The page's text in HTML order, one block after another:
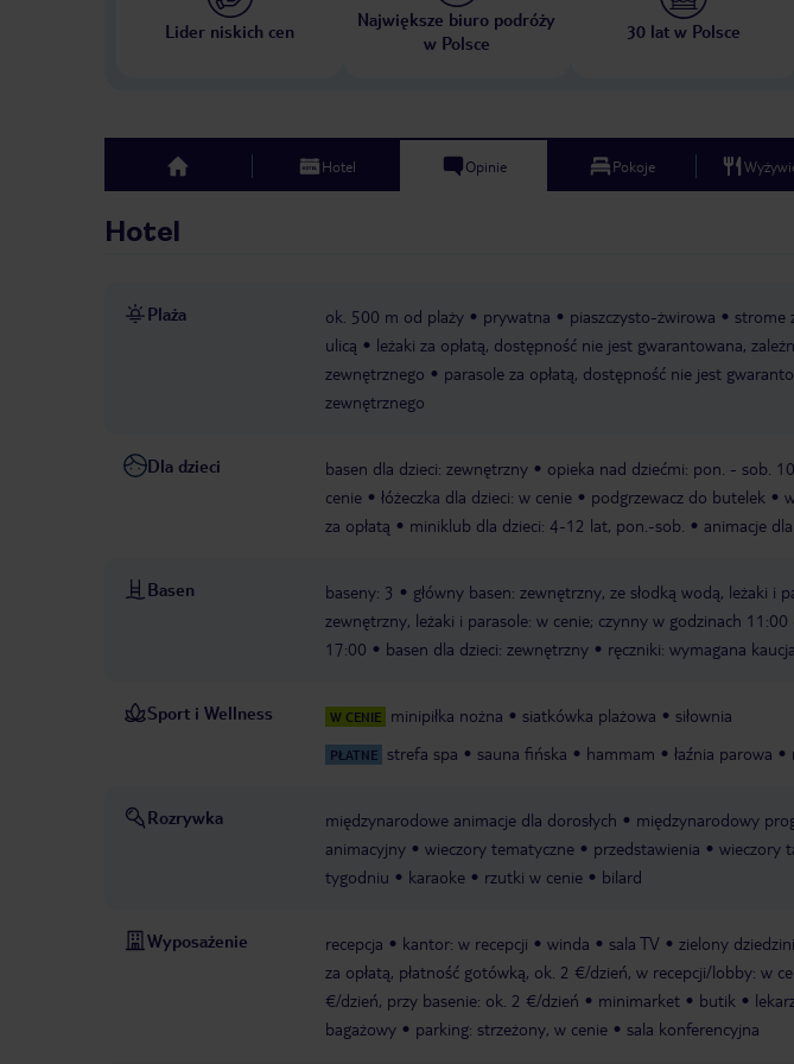
Lider niskich cen
Największe biuro podróży
w Polsce
30 lat w Polsce
top Hotel Opinie Pokoje
Hotel
Plaża ok. 500 m od plaży prywatna piaszczysto-żwirowa strome
ulicą
leżaki za opłatą, dostępność nie jest gwarantowana,
zewnętrznego
parasole za opłatą, dostępność nie jest
zewnętrznego
Dla dzieci basen dla dzieci: zewnętrzny
opieka nad dziećmi: pon. - sob.
cenie
łóżeczka dla dzieci: w cenie podgrzewacz do butelek
za opłatą
miniklub dla dzieci: 4-12 lat, pon.-sob. animacje
Basen baseny: 3 główny basen: zewnętrzny, ze słodką wodą, leżaki i
zewnętrzny, leżaki i parasole: w cenie; czynny w godzinach
17:00
basen dla dzieci: zewnętrzny ręczniki: wymagana
Sport i Wellness W CENIE minipiłka nożna siatkówka plażowa siłownia
PŁATNE strefa spa sauna fińska hammam łaźnia parowa
Rozrywka międzynarodowe animacje dla dorosłych międzynarodowy
animacyjny
wieczory tematyczne przedstawienia wieczory
tygodniu
karaoke rzutki w cenie bilard
Wyposażenie recepcja kantor: w recepcji winda sala TV zielony
za opłatą, płatność gotówką, ok. 2 €/dzień, w recepcji/lobby: w
€/dzień, przy basenie: ok. 2 €/dzień
minimarket butik
bagażowy
parking: strzeżony, w cenie sala konferencyjna